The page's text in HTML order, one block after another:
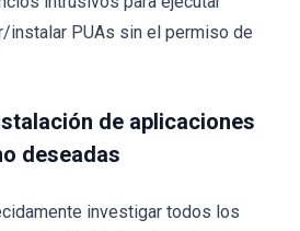
instalar PUAs sin el permiso de
de aplicaciones
deseadas
investigar todos los